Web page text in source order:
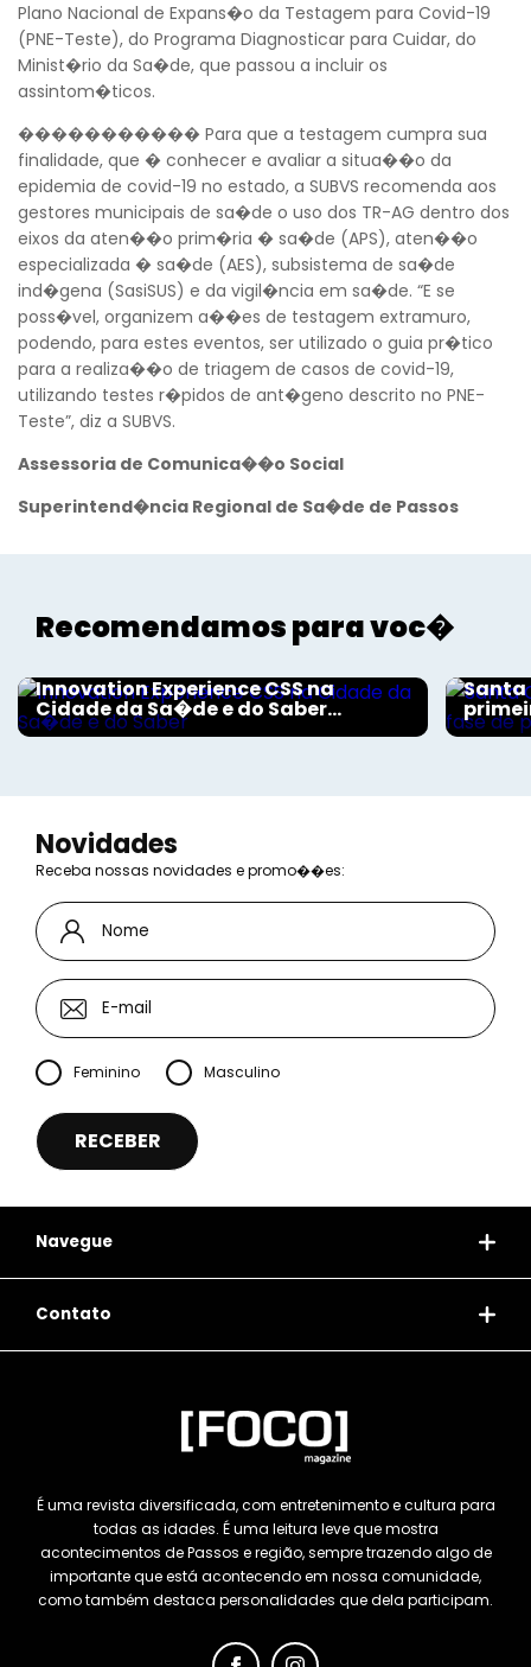
Voltar
Plano Nacional de Expans�o da Testagem para Covid-19
(PNE-Teste), do Programa Diagnosticar para Cuidar, do
Minist�rio da Sa�de, que passou a incluir os
assintom�ticos.
����������� Para que a testagem cumpra sua
finalidade, que � conhecer e avaliar a situa��o da
epidemia de covid-19 no estado, a SUBVS recomenda aos
gestores municipais de sa�de o uso dos TR-AG dentro dos
eixos da aten��o prim�ria � sa�de (APS), aten��o
especializada � sa�de (AES), subsistema de sa�de
ind�gena (SasiSUS) e da vigil�ncia em sa�de. “E se
poss�vel, organizem a��es de testagem extramuro,
podendo, para estes eventos, ser utilizado o guia pr�tico
para a realiza��o de triagem de casos de covid-19,
utilizando testes r�pidos de ant�geno descrito no PNE-
Teste”, diz a SUBVS.
Assessoria de Comunica��o Social
Superintend�ncia Regional de Sa�de de Passos
Recomendamos para voc�
Innovation Experience CSS na
Cidade da Sa�de e do Saber...
Santa
Novidades
Receba nossas novidades e promo��es:
Feminino Masculino
Navegue
Contato
É uma revista diversificada, com entretenimento e cultura para
todas as idades. É uma leitura leve que mostra
acontecimentos de Passos e região, sempre trazendo algo de
importante que está acontecendo em nossa comunidade,
como também destaca personalidades que dela participam.